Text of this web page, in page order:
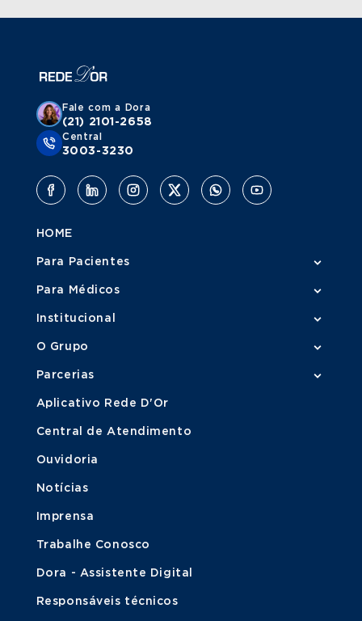
Fale com a Dora
(21) 2101-2658
Central
3003-3230
HOME
Para Pacientes
Para Médicos
Institucional
O Grupo
Parcerias
Aplicativo Rede D'Or
Central de Atendimento
Ouvidoria
Notícias
Imprensa
Trabalhe Conosco
Dora - Assistente Digital
Responsáveis técnicos